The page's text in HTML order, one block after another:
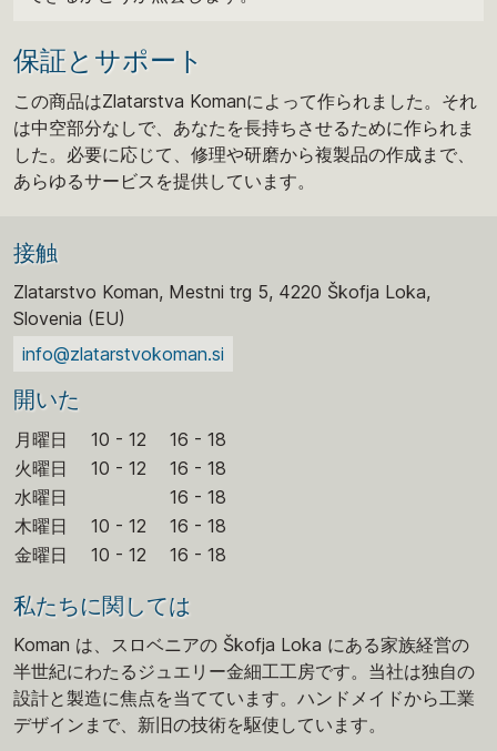
保証とサポート
この商品はZlatarstva Komanによって作られました。それ
は中空部分なしで、あなたを長持ちさせるために作られま
した。必要に応じて、修理や研磨から複製品の作成まで、
あらゆるサービスを提供しています。
接触
Zlatarstvo Koman, Mestni trg 5, 4220 Škofja Loka,
Slovenia (EU)
info@zlatarstvokoman.si
開いた
月曜日 10 - 12
16 - 18
火曜日
10 - 12
16 - 18
水曜日
16 - 18
木曜日
10 - 12
16 - 18
金曜日
10 - 12 16 - 18
私たちに関しては
Koman は、スロベニアの Škofja Loka にある家族経営の
半世紀にわたるジュエリー金細工工房です。当社は独自の
設計と製造に焦点を当てています。ハンドメイドから工業
デザインまで、新旧の技術を駆使しています。